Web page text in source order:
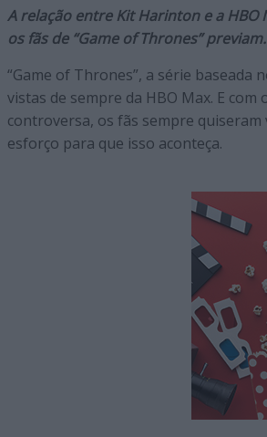
qualidade
enfoque
cultura
pop.
A relação entre Kit Harinton e a
os fãs de “Game of Thrones” previam.
“Game of Thrones”, a série baseada
vistas de sempre da HBO Max. E
controversa, os fãs sempre
esforço para que isso aconteça.